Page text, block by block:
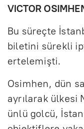
VICTOR
Bu süreçte
biletini sürekli
ertelemişti.
Osimhen, dün
ayrılarak ülkesi
ünlü golcü,